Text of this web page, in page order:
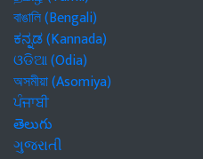
বাঙালি (Bengali)
ಕನ್ನಡ (Kannada)
ଓଡିଆ (Odia)
অসমীয়া (Asomiya)
ਪੰਜਾਬੀ
తెలుగు
ગુજરાતી